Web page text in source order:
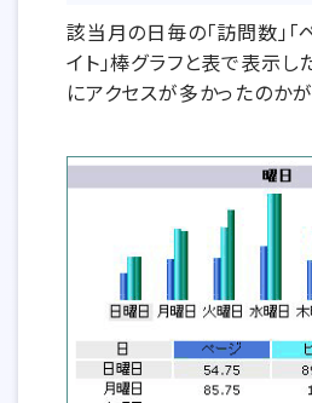
該当月の日毎の「訪問数」「ペ
イト」棒グラフと表で表示し
にアクセスが多かったのかが